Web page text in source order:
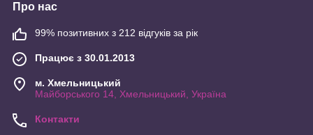
Про нас
99% позитивних з 212 відгуків за рік
Працює з 30.01.2013
м. Хмельницький
Майборського 14, Хмельницький, Україна
Контакти